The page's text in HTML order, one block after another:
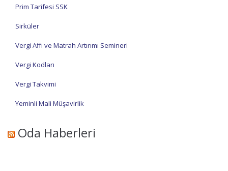
Prim Tarifesi SSK
Sirküler
Vergi Affı ve Matrah Artırımı Semineri
Vergi Kodları
Vergi Takvimi
Yeminli Mali Müşavirlik
Oda Haberleri